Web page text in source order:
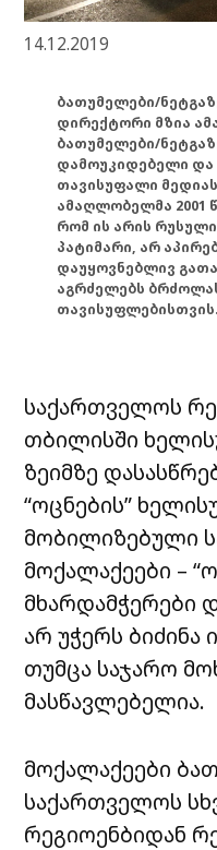
14.12.2019
ბათუმელები/
დირექტორი მზია
ბათუმელები/
დამოუკიდებელი და
თავისუფალი
ამაღლობელმა 2001
რომ ის არის
პატიმარი, არ
დაუყოვნებლივ
აგრძელებს
თავისუფლებისთვის.
საქართველოს
თბილისში
ზეიმზე
“ოცნების”
მობილიზებული
მოქალაქეები –
მხარდამჭერები
არ უჭერს ბიძინა
თუმცა საჯარო
მასწავლებელია.
მოქალაქეები
საქართველოს
რეგიოენბიდან